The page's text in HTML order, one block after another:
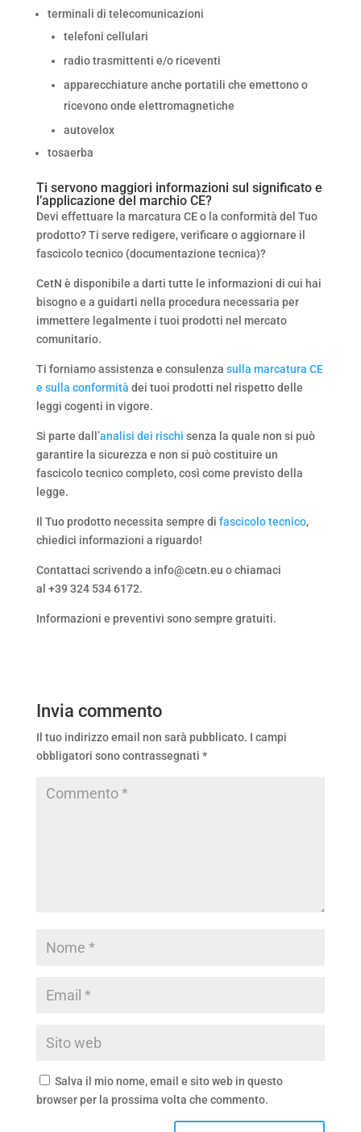
terminali di telecomunicazioni
telefoni cellulari
radio trasmittenti e/o riceventi
apparecchiature anche portatili che emettono o
ricevono onde elettromagnetiche
autovelox
tosaerba
Ti servono maggiori informazioni sul significato e
l’applicazione del marchio CE?
Devi effettuare la marcatura CE o la conformità del Tuo
prodotto? Ti serve redigere, verificare o aggiornare il
fascicolo tecnico (documentazione tecnica)?
CetN è disponibile a darti tutte le informazioni di cui hai
bisogno e a guidarti nella procedura necessaria per
immettere legalmente i tuoi prodotti nel mercato
comunitario.
Ti forniamo assistenza e consulenza sulla marcatura CE
e sulla conformità dei tuoi prodotti nel rispetto delle
leggi cogenti in vigore.
Si parte dall’analisi dei rischi senza la quale non si può
garantire la sicurezza e non si può costituire un
fascicolo tecnico completo, così come previsto della
legge.
Il Tuo prodotto necessita sempre di fascicolo tecnico,
chiedici informazioni a riguardo!
Contattaci scrivendo a info@cetn.eu o chiamaci
al +39 324 534 6172.
Informazioni e preventivi sono sempre gratuiti.
Invia commento
Il tuo indirizzo email non sarà pubblicato. I campi
obbligatori sono contrassegnati *
Salva il mio nome, email e sito web in questo
browser per la prossima volta che commento.